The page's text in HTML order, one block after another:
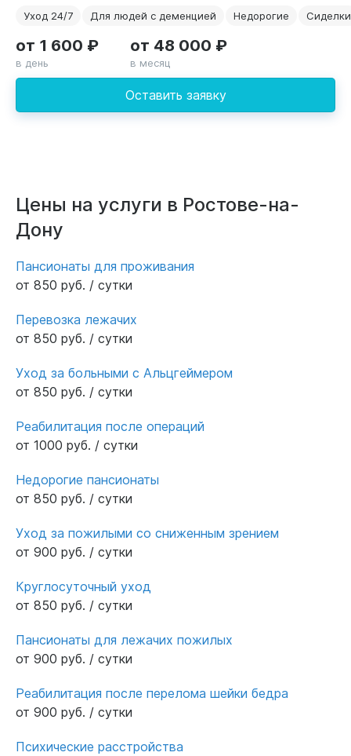
Уход 24/7 Для людей с деменцией Недорогие Сиделки
Оставить заявку
от 1 600 ₽
в день
от 48 000 ₽
в месяц
Цены на услуги в Ростове-на-
Дону
Пансионаты для проживания
от 850 руб. / сутки
Перевозка лежачих
от 850 руб. / сутки
Уход за больными с Альцгеймером
от 850 руб. / сутки
Реабилитация после операций
от 1000 руб. / сутки
Недорогие пансионаты
от 850 руб. / сутки
Уход за пожилыми со сниженным зрением
от 900 руб. / сутки
Круглосуточный уход
от 850 руб. / сутки
Пансионаты для лежачих пожилых
от 900 руб. / сутки
Реабилитация после перелома шейки бедра
от 900 руб. / сутки
Психические расстройства